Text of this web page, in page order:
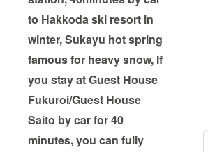
to Hakkoda ski resort in
winter, Sukayu hot spring
famous for heavy snow, If
you stay at Guest House
Fukuroi/Guest House
Saito by car for 40
minutes, you can fully